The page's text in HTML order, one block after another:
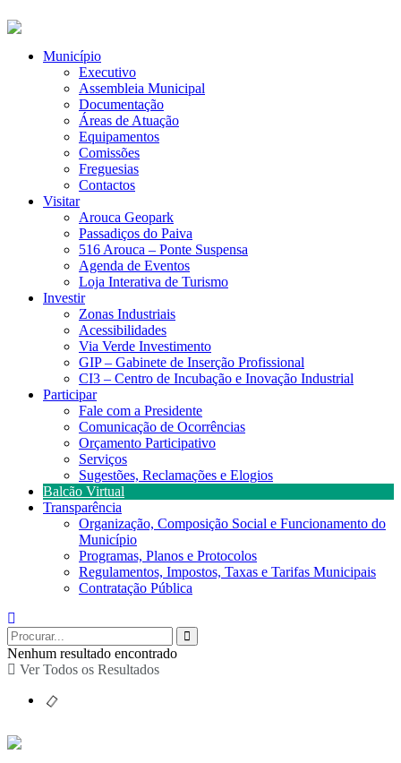
Município
Executivo
Assembleia Municipal
Documentação
Áreas de Atuação
Equipamentos
Comissões
Freguesias
Contactos
Visitar
Arouca Geopark
Passadiços do Paiva
516 Arouca – Ponte Suspensa
Agenda de Eventos
Loja Interativa de Turismo
Investir
Zonas Industriais
Acessibilidades
Via Verde Investimento
GIP – Gabinete de Inserção Profissional
CI3 – Centro de Incubação e Inovação Industrial
Participar
Fale com a Presidente
Comunicação de Ocorrências
Orçamento Participativo
Serviços
Sugestões, Reclamações e Elogios
Balcão Virtual
Transparência
Organização, Composição Social e Funcionamento do
Município
Programas, Planos e Protocolos
Regulamentos, Impostos, Taxas e Tarifas Municipais
Contratação Pública
Nenhum resultado encontrado
Ver Todos os Resultados